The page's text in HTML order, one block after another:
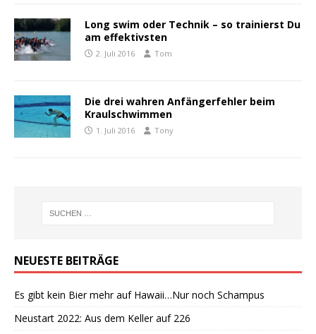
Long swim oder Technik – so trainierst Du
am effektivsten
2. Juli 2016 Tom
Die drei wahren Anfängerfehler beim
Kraulschwimmen
1. Juli 2016 Tony
NEUESTE BEITRÄGE
Es gibt kein Bier mehr auf Hawaii…Nur noch Schampus
Neustart 2022: Aus dem Keller auf 226